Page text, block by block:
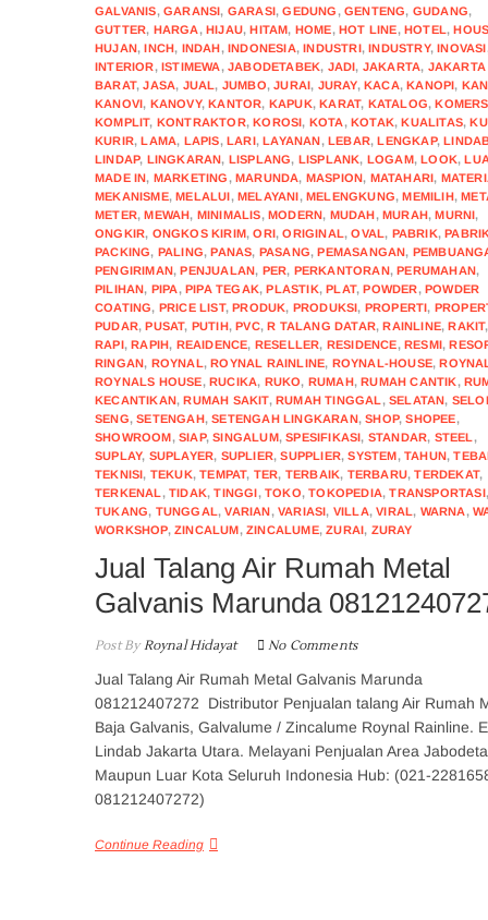
GALVANIS,GARANSI, GARASI,GEDUNG ,GENTENG, GUDANG,
GUTTER, HARGA,HIJAU,HITAM, HOME,HOT LINE,HOTEL,
HUJAN,INCH, INDAH,INDONESIA,INDUSTRI,INDUSTRY,INOVASI
INTERIOR,ISTIMEWA,JABODETABEK, JADI, JAKARTA, JAKARTA
BARAT,JASA, JUAL, JUMBO,JURAI, JURAY,KACA,KANOPI,
KANOVI, KANOVY,KANTOR, KAPUK,KARAT, KATALOG,
KOMPLIT, KONTRAKTOR,KOROSI, KOTA,KOTAK,KUALITAS,
KURIR,LAMA, LAPIS,LARI,LAYANAN,LEBAR,LENGKAP,
LINDAP, LINGKARAN, LISPLANG, LISPLANK, LOGAM,LOOK,
MADE IN, MARKETING ,MARUNDA, MASPION, MATAHARI,
MEKANISME,MELALUI,MELAYANI,MELENGKUNG,MEMILIH,
METER,MEWAH, MINIMALIS,MODERN, MUDAH,MURAH,MURNI,
ONGKIR, ONGKOS KIRIM,ORI,ORIGINAL,OVAL, PABRIK,
PACKING, PALING,PANAS, PASANG,PEMASANGAN,
PENGIRIMAN,PENJUALAN, PER, PERKANTORAN,PERUMAHAN,
PILIHAN, PIPA,PIPA TEGAK,PLASTIK,PLAT,POWDER,POWDER
COATING, PRICE LIST,PRODUK, PRODUKSI, PROPERTI,
PUDAR,PUSAT, PUTIH,PVC,R TALANG DATAR,RAINLINE,RAKIT,
RAPI,RAPIH, REAIDENCE, RESELLER, RESIDENCE,RESMI,
RINGAN, ROYNAL,ROYNAL RAINLINE, ROYNAL-HOUSE,
ROYNALS HOUSE,RUCIKA, RUKO, RUMAH,RUMAH CANTIK,
KECANTIKAN,RUMAH SAKIT,RUMAH TINGGAL ,SELATAN,
SENG,SETENGAH,SETENGAH LINGKARAN,SHOP,SHOPEE,
SHOWROOM,SIAP,SINGALUM,SPESIFIKASI, STANDAR, STEEL ,
SUPLAY, SUPLAYER, SUPLIER,SUPPLIER,SYSTEM,TAHUN,
TEKNISI, TEKUK,TEMPAT, TER, TERBAIK, TERBARU,TERDEKAT,
TERKENAL ,TIDAK,TINGGI,TOKO,TOKOPEDIA,TRANSPORTASI,
TUKANG, TUNGGAL,VARIAN,VARIASI, VILLA,VIRAL, WARNA,
WORKSHOP,ZINCALUM,ZINCALUME,ZURAI, ZURAY
Jual Talang Air Rumah Metal
Galvanis Marunda
Post ByRoynal Hidayat No Comments
Jual Talang Air Rumah Metal Galvanis Marunda
081212407272 Distributor Penjualan talang Air Rumah
Baja Galvanis, Galvalume / Zincalume Roynal Rainline.
Lindab Jakarta Utara. Melayani Penjualan Area
Maupun Luar Kota Seluruh Indonesia Hub: (021-
081212407272)
Continue Reading